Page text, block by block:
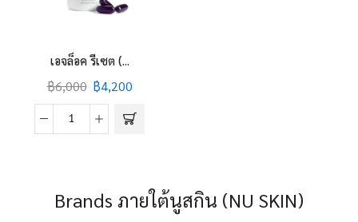
เอจล็อค รีเซต (...
฿6,000 ฿4,200
เอ
(ageLOC®
Brands ภายใต้นูสกิน (NU SKIN)